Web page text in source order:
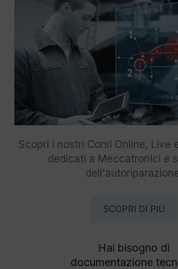
Scopri i nostri Corsi Online, Live
dedicati a Meccatronici e
SCOPRI DI PIÙ
Hai bisogno di
documentazione